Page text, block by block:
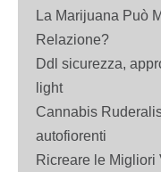
La Marijuana Può
Relazione?
Ddl sicurezza,
light
Cannabis
autofiorenti
Ricreare le Migliori